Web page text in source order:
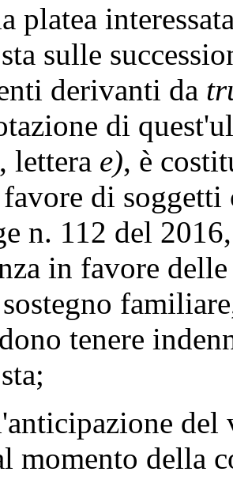
interessata
sulle
derivanti da
di
lettera e), è
di
n. 112 del
in favore
tenere
del
momento della